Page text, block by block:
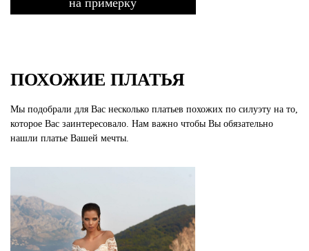
на примерку
ПОХОЖИЕ ПЛАТЬЯ
Мы подобрали для Вас несколько платьев похожих по силуэту на то,
которое Вас заинтересовало. Нам важно чтобы Вы обязательно
нашли платье Вашей мечты.